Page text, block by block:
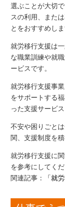
選ぶことが大切
スの利用、また
とをおすすめしま
就労移行支援は
な職業訓練や就
ービスです。
就労移行支援事
をサポートする
った支援サービ
不安や困りごと
関、支援制度を
就労移行支援に
を参考にしてくだ
関連記事：
「就